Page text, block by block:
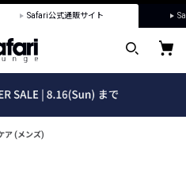
Safari公式通販サイト
ア (メンズ)